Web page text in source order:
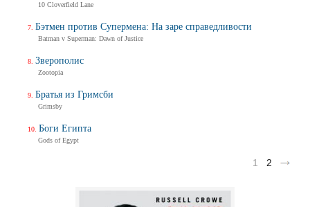
1 2
10 Cloverfield Lane
Бэтмен против Супермена: На заре справедливости
Batman v Superman: Dawn of Justice
Зверополис
Zootopia
Братья из Гримсби
Grimsby
Боги Египта
Gods of Egypt